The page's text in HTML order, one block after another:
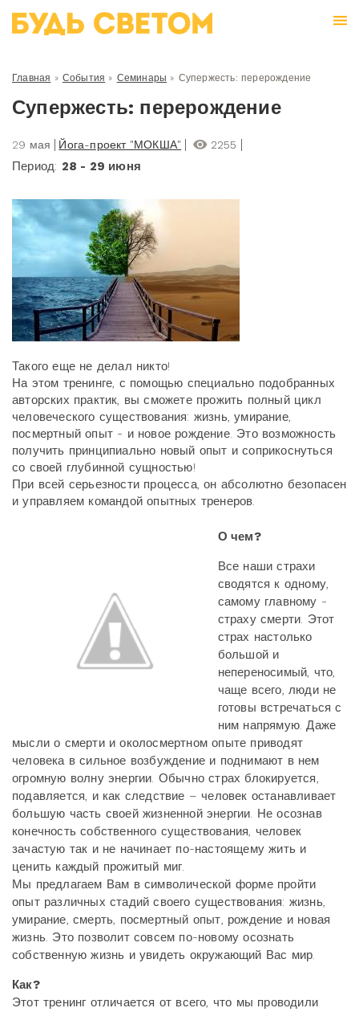
Главная » События » Семинары » Супержесть: перерождение
Супержесть: перерождение
29 мая Йога-проект "МОКША" 2255
Период: 28 - 29 июня
Такого еще не делал никто!
На этом тренинге, с помощью специально подобранных
авторских практик, вы сможете прожить полный цикл
человеческого существования: жизнь, умирание,
посмертный опыт - и новое рождение. Это возможность
получить принципиально новый опыт и соприкоснуться
со своей глубинной сущностью!
При всей серьезности процесса, он абсолютно безопасен
и управляем командой опытных тренеров.
О чем?
Все наши страхи
сводятся к одному,
самому главному -
страху смерти. Этот
страх настолько
большой и
непереносимый, что,
чаще всего, люди не
готовы встречаться с
ним напрямую. Даже
мысли о смерти и околосмертном опыте приводят
человека в сильное возбуждение и поднимают в нем
огромную волну энергии. Обычно страх блокируется,
подавляется, и как следствие – человек останавливает
большую часть своей жизненной энергии. Не осознав
конечность собственного существования, человек
зачастую так и не начинает по-настоящему жить и
ценить каждый прожитый миг.
Мы предлагаем Вам в символической форме пройти
опыт различных стадий своего существования: жизнь,
умирание, смерть, посмертный опыт, рождение и новая
жизнь. Это позволит совсем по-новому осознать
собственную жизнь и увидеть окружающий Вас мир.
Как?
Этот тренинг отличается от всего, что мы проводили